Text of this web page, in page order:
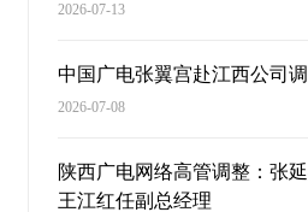
2026-07-13
中国广电张翼宫赴江西公司
2026-07-08
陕西广电网络高管调整：张
王江红任副总经理